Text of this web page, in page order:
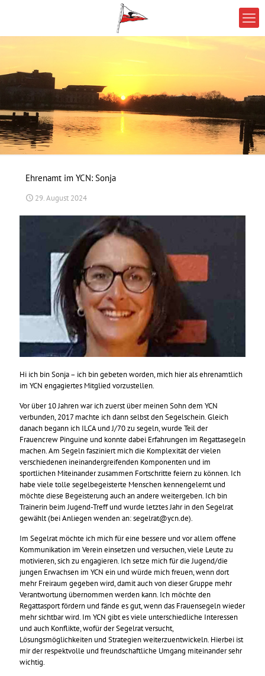
Ehrenamt im YCN: Sonja
29. August 2024
Hi ich bin Sonja – ich bin gebeten worden, mich hier als ehrenamtlich
im YCN engagiertes Mitglied vorzustellen.
Vor über 10 Jahren war ich zuerst über meinen Sohn dem YCN
verbunden, 2017 machte ich dann selbst den Segelschein. Gleich
danach begann ich ILCA und J/70 zu segeln, wurde Teil der
Frauencrew Pinguine und konnte dabei Erfahrungen im Regattasegeln
machen. Am Segeln fasziniert mich die Komplexität der vielen
verschiedenen ineinandergreifenden Komponenten und im
sportlichen Miteinander zusammen Fortschritte feiern zu können. Ich
habe viele tolle segelbegeisterte Menschen kennengelernt und
möchte diese Begeisterung auch an andere weitergeben. Ich bin
Trainerin beim Jugend-Treff und wurde letztes Jahr in den Segelrat
gewählt (bei Anliegen wenden an: segelrat@ycn.de).
Im Segelrat möchte ich mich für eine bessere und vor allem offene
Kommunikation im Verein einsetzen und versuchen, viele Leute zu
motivieren, sich zu engagieren. Ich setze mich für die Jugend/die
jungen Erwachsen im YCN ein und würde mich freuen, wenn dort
mehr Freiraum gegeben wird, damit auch von dieser Gruppe mehr
Verantwortung übernommen werden kann. Ich möchte den
Regattasport fördern und fände es gut, wenn das Frauensegeln wieder
mehr sichtbar wird. Im YCN gibt es viele unterschiedliche Interessen
und auch Konflikte, wofür der Segelrat versucht,
Lösungsmöglichkeiten und Strategien weiterzuentwickeln. Hierbei ist
mir der respektvolle und freundschaftliche Umgang miteinander sehr
wichtig.